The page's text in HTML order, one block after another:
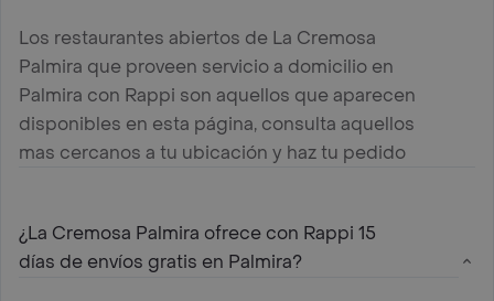
Los restaurantes abiertos de La Cremosa
Palmira que proveen servicio a domicilio en
Palmira con Rappi son aquellos que aparecen
disponibles en esta página, consulta aquellos
mas cercanos a tu ubicación y haz tu pedido
¿La Cremosa Palmira ofrece con Rappi 15
días de envíos gratis en Palmira?